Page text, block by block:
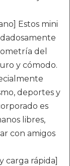
Estos mini
del
y cómodo.
deportes y
es
libres,
con amigos
carga rápida]